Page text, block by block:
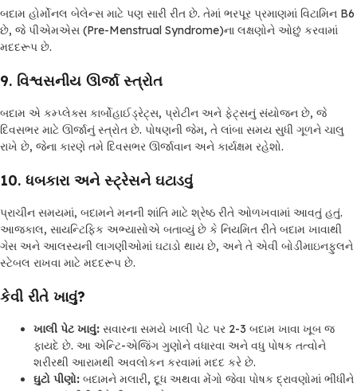
બદામ હોર્મોનલ બેલેન્સ માટે પણ સારી રીત છે. તેમાં ભરપૂર પ્રમાણમાં વિટામિન B6
છે, જે પીએમએસ (Pre-Menstrual Syndrome)ના લક્ષણોને ઓછું કરવામાં
મદદરૂપ છે.
9. વિશ્વસનીય ઊર્જા સ્ત્રોત
બદામ એ કમ્પ્લેક્સ કાર્બોહાઈડ્રેટ્સ, પ્રોટીન અને ફેટ્સનું સંયોજન છે, જે
દિવસભર માટે ઊર્જાનું સ્ત્રોત છે. પોષણની જેમ, તે લાંબા સમય સુધી ગૂળને ચાલુ
રાખે છે, જેના કારણે તમે દિવસભર ઊર્જાવાન અને કાર્યક્ષમ રહેશો.
10. ધબકારા અને સ્ટ્રેસને ઘટાડવું
પ્રાચીન સમયમાં, બદામને મનની શાંતિ માટે શ્રેષ્ઠ રીતે ઓળખવામાં આવતું હતું.
આજકાલ, સાયન્ટિફિક અભ્યાસોએ બતાવ્યું છે કે નિયમિત રીતે બદામ ખાવાથી
ગેસ અને આલસ્યની લાગણીઓમાં ઘટાડો થાય છે, અને તે એવી બોડીમાઇનફુલને
સ્ટેબલ રાખવા માટે મદદરૂપ છે.
કેવી રીતે ખાવું?
ખાલી પેટ ખાવું: સવારના સમયે ખાલી પેટ પર 2-3 બદામ ખાવા ખૂબ જ
ફાયદે છે. આ એન્ટિ-એજિંગ ગુણોને વધારવા અને વધુ પોષક તત્વોને
શરીરથી આરામથી અવલોકન કરવામાં મદદ કરે છે.
ઘુટો પીણો: બદામને મલારી, દૂધ અથવા મેંગો જેવા પોષક દ્રાવણોમાં ભીંધીને